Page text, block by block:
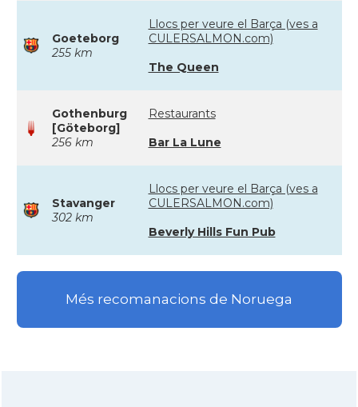
Goeteborg
255 km
Llocs per veure el Barça (ves a
CULERSALMON.com)
The Queen
Gothenburg
[Göteborg]
256 km
Restaurants
Bar La Lune
Stavanger
302 km
Llocs per veure el Barça (ves a
CULERSALMON.com)
Beverly Hills Fun Pub
Més recomanacions de Noruega